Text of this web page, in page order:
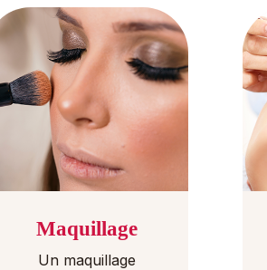
Maquillage
Un maquillage